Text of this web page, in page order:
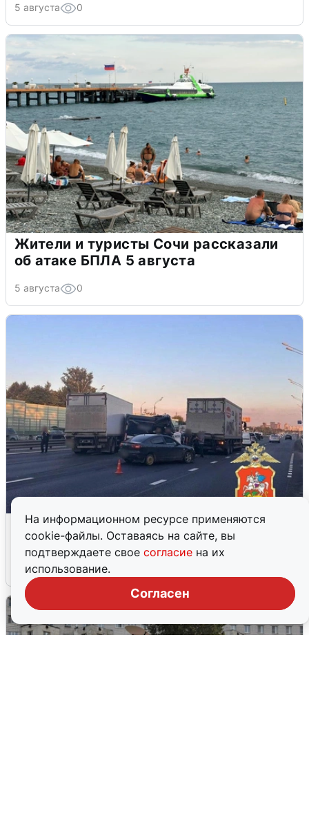
На информационном ресурсе применяются
cookie-файлы. Оставаясь на сайте, вы
подтверждаете свое согласие на их
использование.
Согласен
5 августа 0
Жители и туристы Сочи рассказали
об атаке БПЛА 5 августа
5 августа 0
Пять машин столкнулись на
Дмитровском шоссе в Подмосковье
4 августа 0